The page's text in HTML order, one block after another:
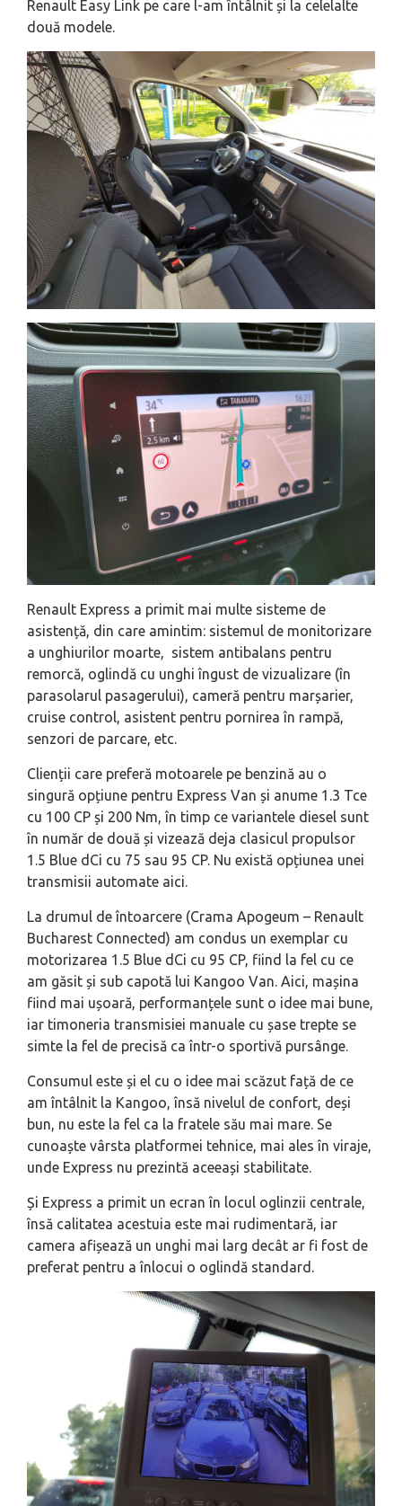
Renault Easy Link pe care l-am întâlnit și la celelalte
două modele.
Renault Express a primit mai multe sisteme de
asistență, din care amintim: sistemul de monitorizare
a unghiurilor moarte, sistem antibalans pentru
remorcă, oglindă cu unghi îngust de vizualizare (în
parasolarul pasagerului), cameră pentru marșarier,
cruise control, asistent pentru pornirea în rampă,
senzori de parcare, etc.
Clienții care preferă motoarele pe benzină au o
singură opțiune pentru Express Van și anume 1.3 Tce
cu 100 CP și 200 Nm, în timp ce variantele diesel sunt
în număr de două și vizează deja clasicul propulsor
1.5 Blue dCi cu 75 sau 95 CP. Nu există opțiunea unei
transmisii automate aici.
La drumul de întoarcere (Crama Apogeum – Renault
Bucharest Connected) am condus un exemplar cu
motorizarea 1.5 Blue dCi cu 95 CP, fiind la fel cu ce
am găsit și sub capotă lui Kangoo Van. Aici, mașina
fiind mai ușoară, performanțele sunt o idee mai bune,
iar timoneria transmisiei manuale cu șase trepte se
simte la fel de precisă ca într-o sportivă pursânge.
Consumul este și el cu o idee mai scăzut față de ce
am întâlnit la Kangoo, însă nivelul de confort, deși
bun, nu este la fel ca la fratele său mai mare. Se
cunoaște vârsta platformei tehnice, mai ales în viraje,
unde Express nu prezintă aceeași stabilitate.
Și Express a primit un ecran în locul oglinzii centrale,
însă calitatea acestuia este mai rudimentară, iar
camera afișează un unghi mai larg decât ar fi fost de
preferat pentru a înlocui o oglindă standard.